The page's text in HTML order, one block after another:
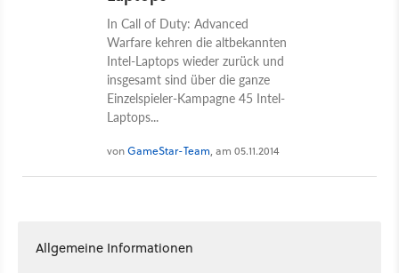
In Call of Duty: Advanced
Warfare kehren die altbekannten
Intel-Laptops wieder zurück und
insgesamt sind über die ganze
Einzelspieler-Kampagne 45 Intel-
Laptops...
vonGameStar-Team, am 05.11.2014
Allgemeine Informationen